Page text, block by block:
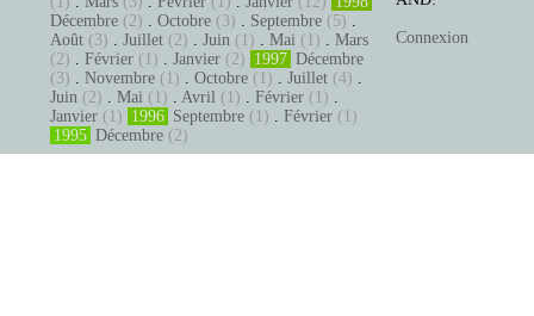
Décembre (2) . Octobre (3) . Septembre (5) .
Août (3) . Juillet (2) . Juin (1) . Mai (1) . Mars
(2) . Février (1) . Janvier (2) 1997 Décembre
(3) . Novembre (1) . Octobre (1) . Juillet (4) .
Juin (2) . Mai (1) . Avril (1) . Février (1) .
Janvier (1) 1996 Septembre (1) . Février (1)
1995 Décembre (2)
Connexion